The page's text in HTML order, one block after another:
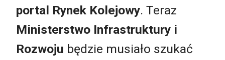
portal Rynek Kolejowy. Teraz
Ministerstwo Infrastruktury i
Rozwoju będzie musiało szukać